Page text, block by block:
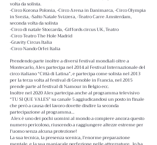
volta da solista.
-Circo Korona Polonia, -Circo Arena in Danimarca, -Circo Olympia
in Svezia, -Salto Natale Svizzera, -Teatro Carre Amsterdam,
seconda volta da solista
-Circo di natale Stoccarda, -Giffords circus UK, Teatro
-Circo Teatro The Hole Madrid
-Gravity Circus Italia
-Circo Nando Orfei Italia
Prendendo parte inoltre a diversi festival mondiali oltre a
Montecarlo, Alex partecipa nel 2014 al Festival Internazionale del
circo italiano “Città di Latina”, e partecipa come solista nel 2013
per la terza volta al festival di Grenoble in Francia, nel 2015
prende parte al festival di Namour in Belgio ecc.
Inoltre nel 2020 Alex partecipa anche al programma televisivo
“TU SI QUE VALES” su canale 5 aggiudicandosi un posto in finale
che però a causa del lavoro dovette disdire la seconda
partecipazione al programma…
Alex è uno dei pochi uomini al mondo a compiere ancora questo
numero pericoloso, riuscendo a raggiungere altezze estreme per
l'uomo senza alcuna protezione!
La sua tecnica, la presenza scenica, l’enorme preparazione